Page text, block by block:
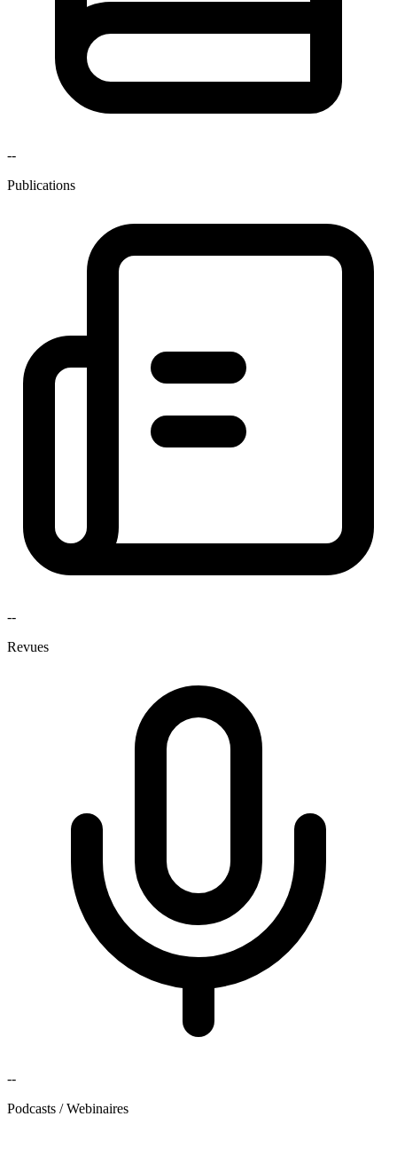
--
Publications
--
Revues
--
Podcasts / Webinaires